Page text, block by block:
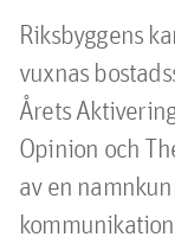
Riksbyggens
vuxnas
Årets
Opinion och
av en